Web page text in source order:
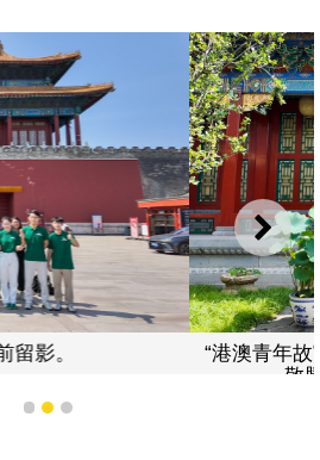
下一
開學禮假故宮博物院建福宮
1 2 3